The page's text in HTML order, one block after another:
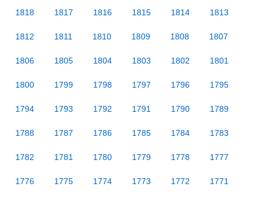
1818 1817 1816 1815 1814 1813
1812 1811 1810 1809 1808 1807
1806 1805 1804 1803 1802 1801
1800 1799 1798 1797 1796 1795
1794 1793 1792 1791 1790 1789
1788 1787 1786 1785 1784 1783
1782 1781 1780 1779 1778 1777
1776 1775 1774 1773 1772 1771